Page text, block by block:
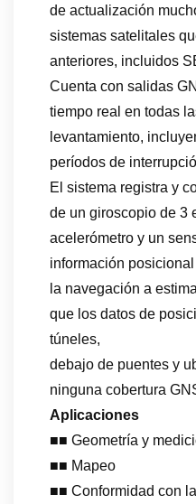
de actualización
sistemas satelitales
anteriores, incluidos
Cuenta con salidas
tiempo real en todas
levantamiento,
períodos de
El sistema registra y
de un giroscopio de 3
acelerómetro y un
información
la navegación a
que los datos de
túneles,
debajo de puentes y
ninguna cobertura
Aplicaciones
■■ Geometría y
■■ Mapeo
■■ Conformidad con